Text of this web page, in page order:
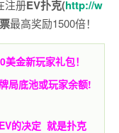
注册EV扑克(http://w
最高奖励1500倍！
金新玩家礼包！
局底池或玩家余额!
的决定 就是扑克